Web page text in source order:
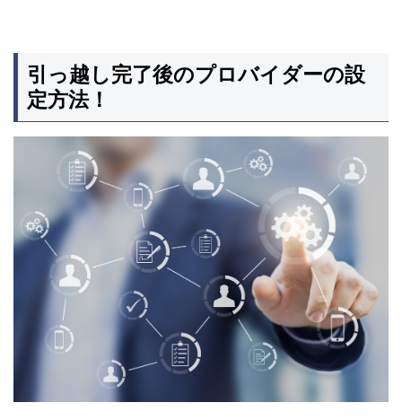
引っ越し完了後のプロバイダーの設
定方法！